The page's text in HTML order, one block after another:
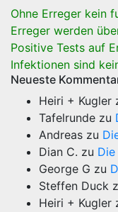
Ohne Erreger kein
Erreger werden
Positive Tests auf
Infektionen sind
Neueste
Heiri + Kugler
Tafelrunde zu
Andreas zu
Dian C. zu
George G zu
Steffen Duck
Heiri + Kugler